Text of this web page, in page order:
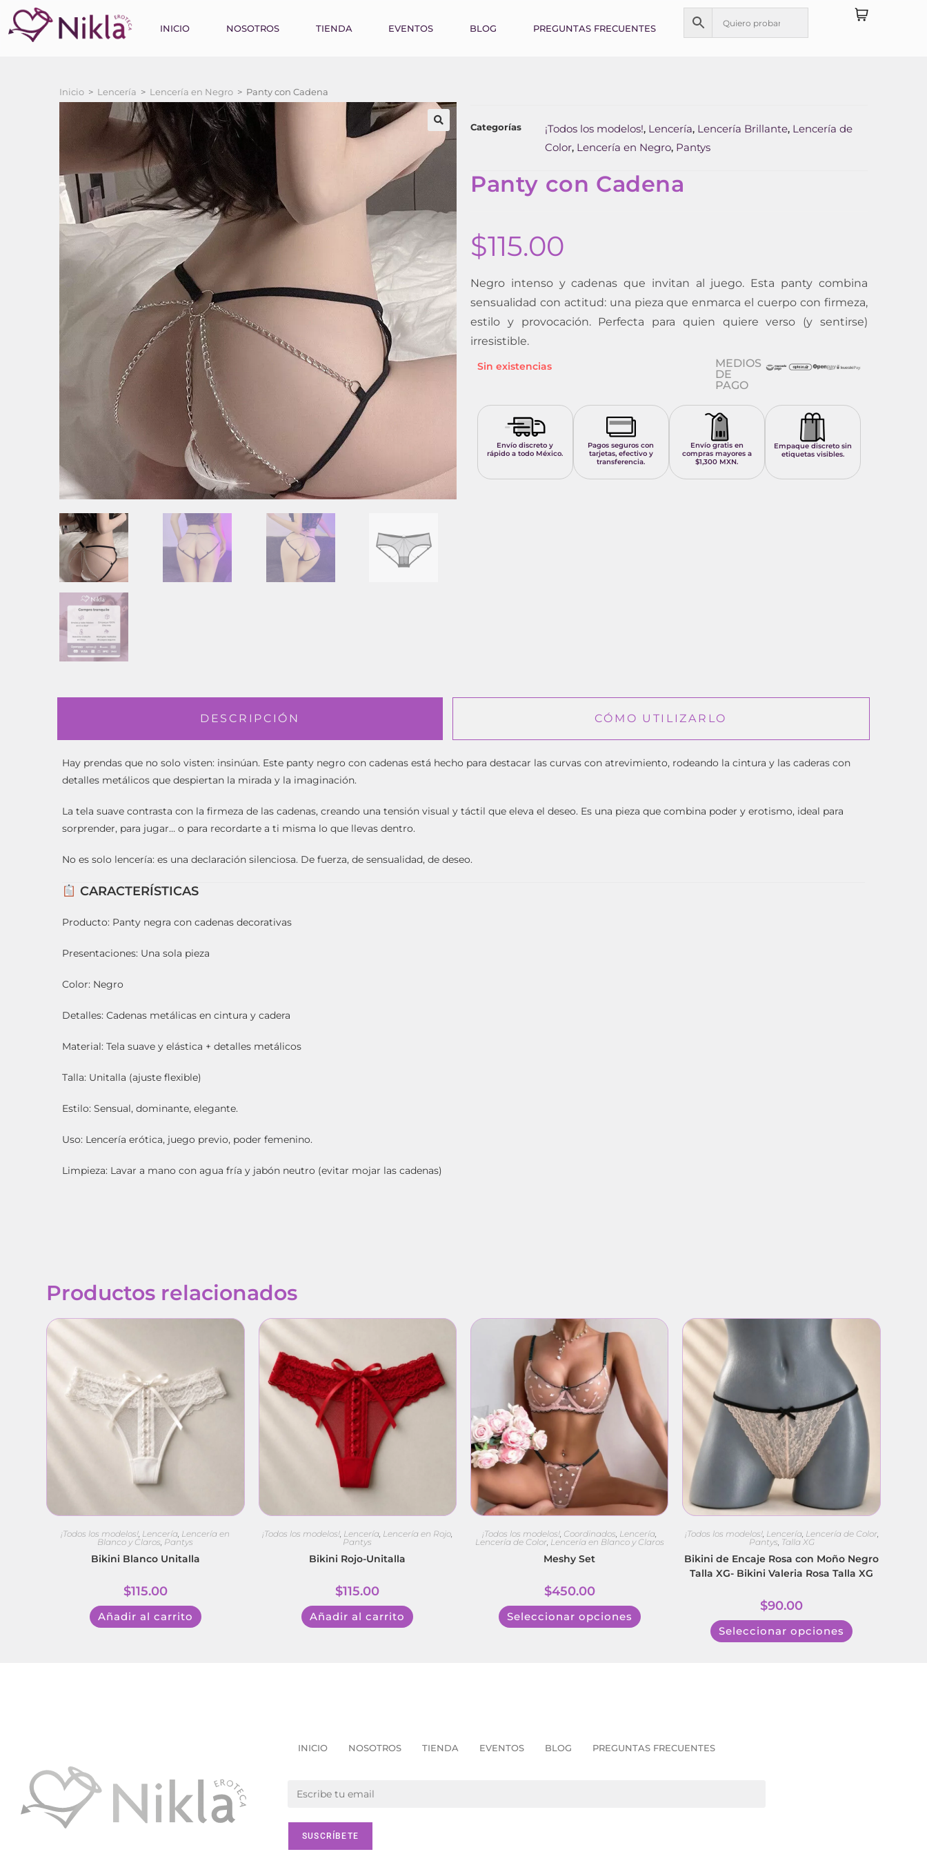
INICIO NOSOTROS TIENDA EVENTOS BLOG PREGUNTAS FRECUENTES
Inicio > Lencería > Lencería en Negro > Panty con Cadena
Categorías ¡Todos los modelos!, Lencería, Lencería Brillante, Lencería de
Color, Lencería en Negro, Pantys
Panty con Cadena
$115.00
Negro intenso y cadenas que invitan al juego. Esta panty combina
sensualidad con actitud: una pieza que enmarca el cuerpo con firmeza,
estilo y provocación. Perfecta para quien quiere verso (y sentirse)
irresistible.
Sin existencias
MEDIOS
DE
PAGO
Envío discreto y
rápido a todo México.
Pagos seguros con
tarjetas, efectivo y
transferencia.
Envío gratis en
compras mayores a
$1,300 MXN.
Empaque discreto sin
etiquetas visibles.
DESCRIPCIÓN CÓMO UTILIZARLO
Hay prendas que no solo visten: insinúan. Este panty negro con cadenas está hecho para destacar las curvas con atrevimiento, rodeando la cintura y las caderas con
detalles metálicos que despiertan la mirada y la imaginación.
La tela suave contrasta con la firmeza de las cadenas, creando una tensión visual y táctil que eleva el deseo. Es una pieza que combina poder y erotismo, ideal para
sorprender, para jugar… o para recordarte a ti misma lo que llevas dentro.
No es solo lencería: es una declaración silenciosa. De fuerza, de sensualidad, de deseo.
CARACTERÍSTICAS
Producto: Panty negra con cadenas decorativas
Presentaciones: Una sola pieza
Color: Negro
Detalles: Cadenas metálicas en cintura y cadera
Material: Tela suave y elástica + detalles metálicos
Talla: Unitalla (ajuste flexible)
Estilo: Sensual, dominante, elegante.
Uso: Lencería erótica, juego previo, poder femenino.
Limpieza: Lavar a mano con agua fría y jabón neutro (evitar mojar las cadenas)
Productos relacionados
¡Todos los modelos!, Lencería, Lencería en
Blanco y Claros, Pantys
Bikini Blanco Unitalla
$115.00
Añadir al carrito
¡Todos los modelos!, Lencería, Lencería en Rojo,
Pantys
Bikini Rojo-Unitalla
$115.00
Añadir al carrito
¡Todos los modelos! Coordinados Lencería
Lencería de Color Lencería en Blanco y Claros
Meshy Set
$450.00
Seleccionar opciones
¡Todos los modelos!, Lencería, Lencería de Color,
Pantys, Talla XG
Bikini de Encaje Rosa con Moño Negro
Talla XG- Bikini Valeria Rosa Talla XG
$90.00
Seleccionar opciones
INICIO NOSOTROS TIENDA EVENTOS BLOG PREGUNTAS FRECUENTES